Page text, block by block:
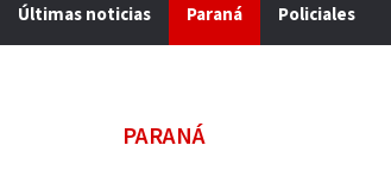
Últimas noticias Paraná Policiales
PARANÁ